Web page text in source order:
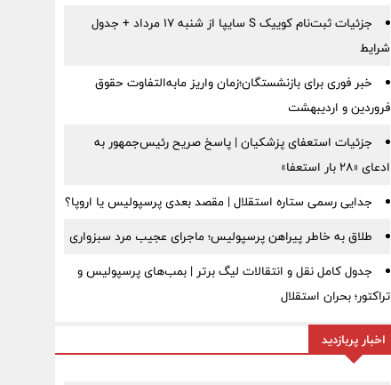
جزئیات ثبت‌نام کوییک S سایپا از شنبه ۱۷ مرداد + جدول
شرایط
خبر فوری برای بازنشستگان؛زمان واریز مابه‌التفاوت حقوق
فروردین و اردیبهشت
جزئیات استعفای پزشکیان | پاسخ صریح رئیس‌جمهور به
ادعای «۲۸ بار استعفا»
جدایی رسمی ستاره استقلال | مقصد بعدی پرسپولیس یا اروپا؟
طلاق به خاطر پیراهن پرسپولیس؛ ماجرای عجیب مرد سبزواری
جدول کامل نقل و انتقالات لیگ برتر | بمب‌های پرسپولیس و
تراکتور؛ بحران استقلال
اخبار پربازدید